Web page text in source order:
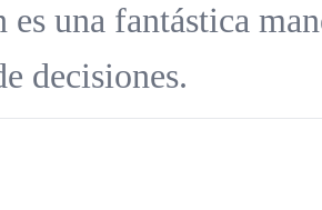
es una fantástica
decisiones.